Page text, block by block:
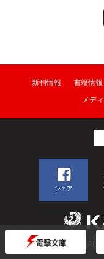
新刊情報 書籍情報
メデ
シェア
©